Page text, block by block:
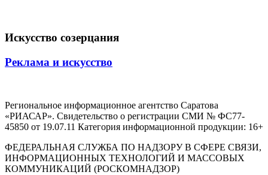
Искусство созерцания
Реклама и искусство
Региональное информационное агентство Саратова
«РИАСАР». Свидетельство о регистрации СМИ № ФС77-
45850 от 19.07.11 Категория информационной продукции: 16+
ФЕДЕРАЛЬНАЯ СЛУЖБА ПО НАДЗОРУ В СФЕРЕ СВЯЗИ,
ИНФОРМАЦИОННЫХ ТЕХНОЛОГИЙ И МАССОВЫХ
КОММУНИКАЦИЙ (РОСКОМНАДЗОР)